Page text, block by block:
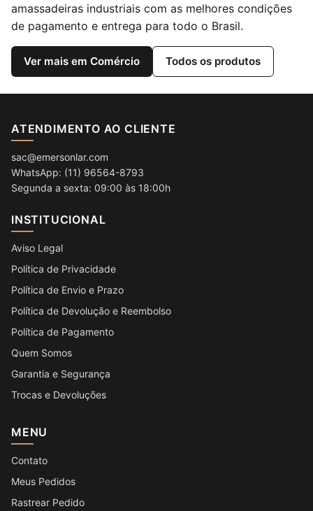
amassadeiras industriais com as melhores condições
de pagamento e entrega para todo o Brasil.
Ver mais em Comércio Todos os produtos
ATENDIMENTO AO CLIENTE
sac@emersonlar.com
WhatsApp: (11) 96564-8793
Segunda a sexta: 09:00 às 18:00h
INSTITUCIONAL
Aviso Legal
Política de Privacidade
Política de Envio e Prazo
Política de Devolução e Reembolso
Política de Pagamento
Quem Somos
Garantia e Segurança
Trocas e Devoluções
MENU
Contato
Meus Pedidos
Rastrear Pedido